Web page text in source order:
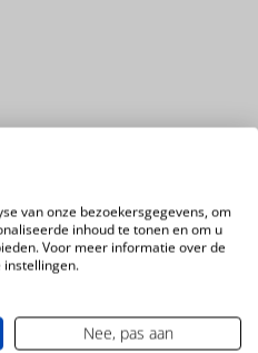
van onze bezoekersgegevens, om
inhoud te tonen en om u
Voor meer informatie over de
instellingen.
Nee, pas aan